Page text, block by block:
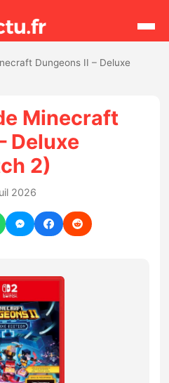
Dungeons II – Deluxe
Minecraft
Deluxe
2)
2026